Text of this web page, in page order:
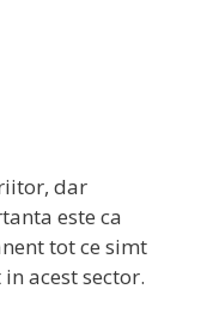
dar
este ca
tot ce simt
acest sector.